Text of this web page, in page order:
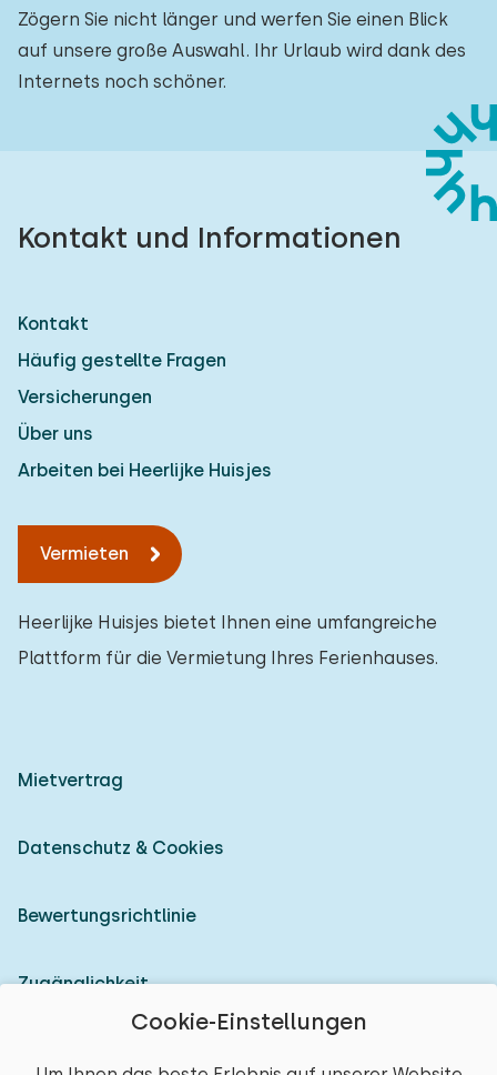
Cookie-Einstellungen
Zögern Sie nicht länger und werfen Sie einen Blick
auf unsere große Auswahl. Ihr Urlaub wird dank des
Internets noch schöner.
Kontakt und Informationen
Kontakt
Häufig gestellte Fragen
Versicherungen
Über uns
Arbeiten bei Heerlijke Huisjes
Vermieten
Heerlijke Huisjes bietet Ihnen eine umfangreiche
Plattform für die Vermietung Ihres Ferienhauses.
Mietvertrag
Datenschutz & Cookies
Bewertungsrichtlinie
Zugänglichkeit